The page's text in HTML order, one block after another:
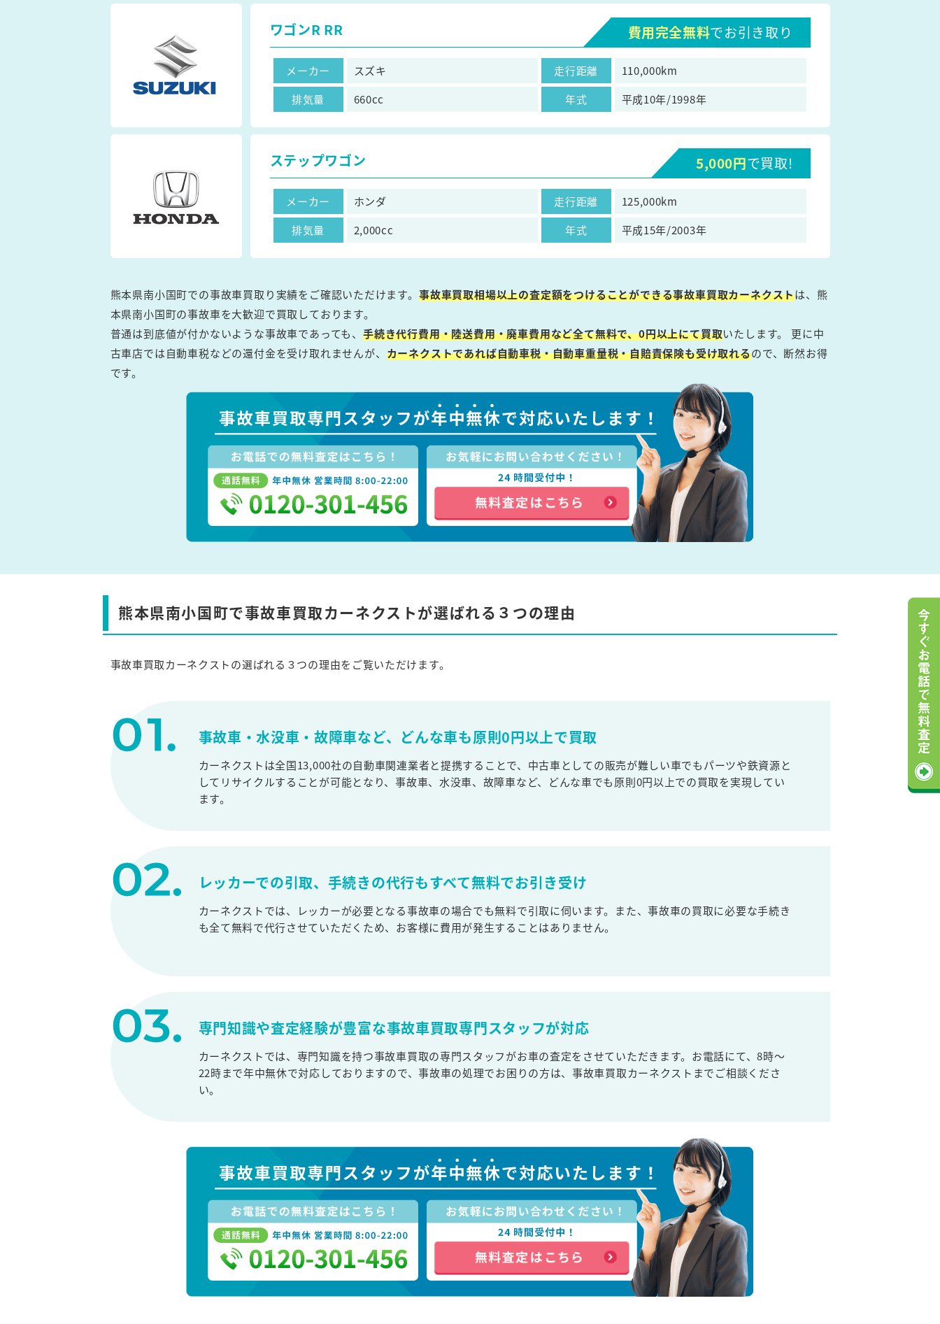
ワゴンR RR 費用完全無料でお引き取り
メーカー スズキ 走行距離
110,000km
排気量
660cc 年式 平成10年/1998年
ステップワゴン 5,000円で買取!
メーカー ホンダ 走行距離
125,000km
排気量
2,000cc 年式 平成15年/2003年
熊本県南小国町での事故車買取り実績をご確認いただけます。 事故車買取相場以上の査定額をつけることができる事故車買取カーネクストは、熊
本県南小国町の事故車を大歓迎で買取しております。
普通は到底値が付かないような事故車であっても、 手続き代行費用・陸送費用・廃車費用など全て無料で、0円以上にて買取いたします。 更に中
古車店では自動車税などの還付金を受け取れませんが、 カーネクストであれば自動車税・自動車重量税・自賠責保険も受け取れるので、断然お得
です。
熊本県南小国町で事故車買取カーネクストが選ばれる３つの理由
事故車買取カーネクストの選ばれる３つの理由をご覧いただけます。
事故車・水没車・故障車など、どんな車も原則0円以上で買取
カーネクストは全国13,000社の自動車関連業者と提携することで、中古車としての販売が難しい車でもパーツや鉄資源と
してリサイクルすることが可能となり、事故車、水没車、故障車など、どんな車でも原則0円以上での買取を実現してい
ます。
レッカーでの引取、手続きの代行もすべて無料でお引き受け
カーネクストでは、レッカーが必要となる事故車の場合でも無料で引取に伺います。また、事故車の買取に必要な手続き
も全て無料で代行させていただくため、お客様に費用が発生することはありません。
専門知識や査定経験が豊富な事故車買取専門スタッフが対応
カーネクストでは、専門知識を持つ事故車買取の専門スタッフがお車の査定をさせていただきます。お電話にて、8時～
22時まで年中無休で対応しておりますので、事故車の処理でお困りの方は、事故車買取カーネクストまでご相談くださ
い。